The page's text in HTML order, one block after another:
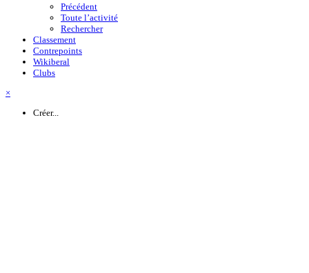
Précédent
Toute l’activité
Rechercher
Classement
Contrepoints
Wikiberal
Clubs
×
Créer...